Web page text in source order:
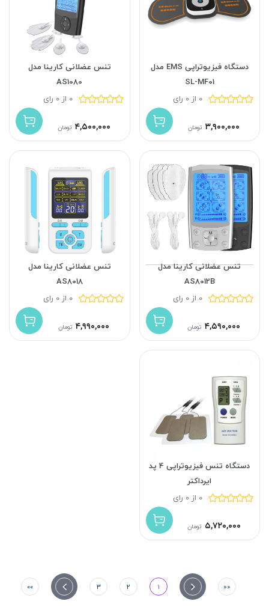
دستگاه فیزیوتراپی EMS مدل
SL-MF01
0 از 0 رای
۳,۹۰۰,۰۰۰ تومان
تنس عضلانی کارینا مدل
AS1080
0 از 0 رای
۴,۵۰۰,۰۰۰ تومان
تنس عضلانی کارینا مدل
AS8012B
0 از 0 رای
۴,۵۹۰,۰۰۰ تومان
تنس عضلانی کارینا مدل
AS8018
0 از 0 رای
۴,۹۹۰,۰۰۰ تومان
دستگاه تنس فیزیوتراپی 4 پد
ایرداکتر
0 از 0 رای
۵,۷۲۰,۰۰۰ تومان
««
«
1
2
3
»
»»